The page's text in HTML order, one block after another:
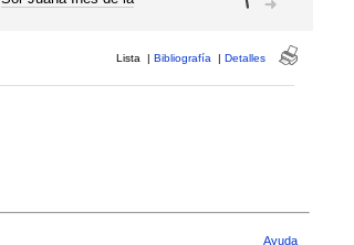
Lista | Bibliografía | Detalles
Ayuda